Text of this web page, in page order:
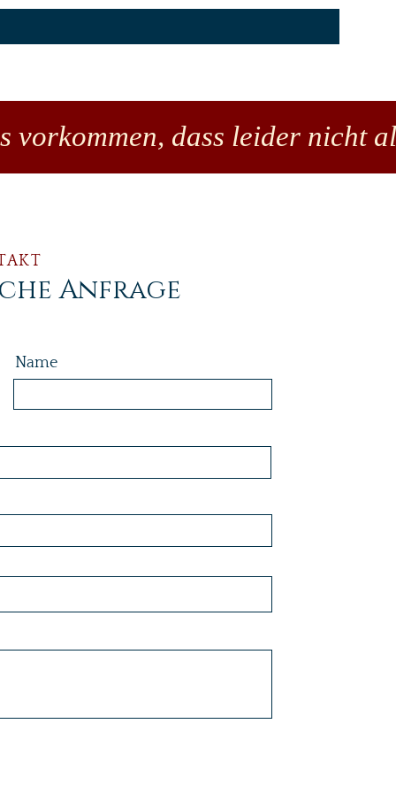
vorkommen, dass leider
Anfrage
Name